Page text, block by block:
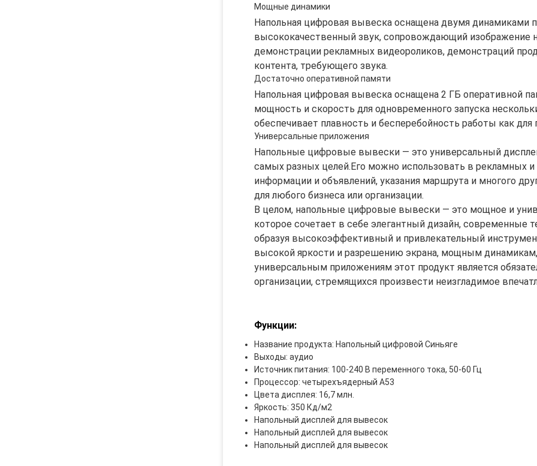
Мощные динамики
Напольная цифровая вывеска оснащена двумя динамиками
высококачественный звук, сопровождающий изображение
демонстрации рекламных видеороликов, демонстраций
контента, требующего звука.
Достаточно оперативной памяти
Напольная цифровая вывеска оснащена 2 ГБ оперативной
мощность и скорость для одновременного запуска
обеспечивает плавность и бесперебойность работы как для
Универсальные приложения
Напольные цифровые вывески — это универсальный
самых разных целей.Его можно использовать в рекламных
информации и объявлений, указания маршрута и многого
для любого бизнеса или организации.
В целом, напольные цифровые вывески — это мощное и
которое сочетает в себе элегантный дизайн, современные
образуя высокоэффективный и привлекательный
высокой яркости и разрешению экрана, мощным
универсальным приложениям этот продукт является
организации, стремящихся произвести неизгладимое
Функции:
Название продукта: Напольный цифровой Синьяге
Выходы: аудио
Источник питания: 100-240 В переменного тока, 50-60 Гц
Процессор: четырехъядерный A53
Цвета дисплея: 16,7 млн.
Яркость: 350 Кд/м2
Напольный дисплей для вывесок
Напольный дисплей для вывесок
Напольный дисплей для вывесок